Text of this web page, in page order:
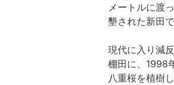
メートルに渡
墾された新田で
現代に入り減
棚田に、1998
八重桜を植樹